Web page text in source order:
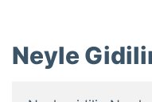
Neyle